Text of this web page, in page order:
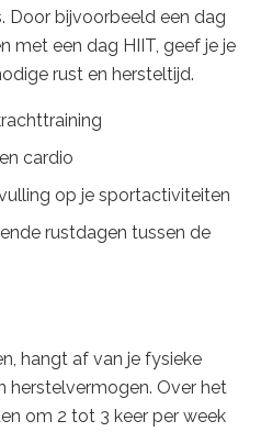
Door bijvoorbeeld een dag
met een dag HIIT, geef je je
rust en hersteltijd.
cardio
op je sportactiviteiten
rustdagen tussen de
hangt af van je fysieke
herstelvermogen. Over het
om 2 tot 3 keer per week